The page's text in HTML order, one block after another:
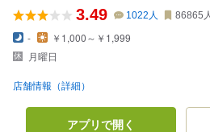
3.49 1022 人 86865
-
￥1,000～￥1,999
月曜日
店舗情報（詳細）
アプリで開く